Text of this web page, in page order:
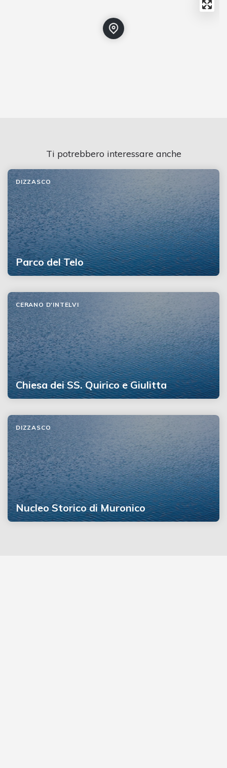
Ti potrebbero interessare anche
Parco del Telo
DIZZASCO
Chiesa dei SS. Quirico e Giulitta
CERANO D'INTELVI
Nucleo Storico di Muronico
DIZZASCO